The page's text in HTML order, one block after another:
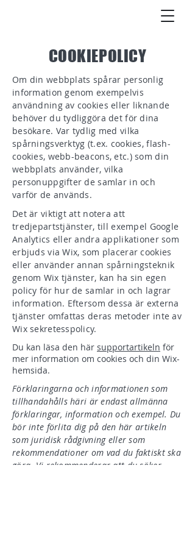
COOKIEPOLICY
Om din webbplats spårar personlig
information genom exempelvis
användning av cookies eller liknande
behöver du tydliggöra det för dina
besökare. Var tydlig med vilka
spårningsverktyg (t.ex. cookies, flash-
cookies, webb-beacons, etc.) som din
webbplats använder, vilka
personuppgifter de samlar in och
varför de används.
Det är viktigt att notera att
tredjepartstjänster, till exempel Google
Analytics eller andra applikationer som
erbjuds via Wix, som placerar cookies
eller använder annan spårningsteknik
genom Wix tjänster, kan ha sin egen
policy för hur de samlar in och lagrar
information. Eftersom dessa är externa
tjänster omfattas deras metoder inte av
Wix sekretesspolicy.
Du kan läsa den här supportartikeln för
mer information om cookies och din Wix-
hemsida.
Förklaringarna och informationen som
tillhandahålls häri är endast allmänna
förklaringar, information och exempel. Du
bör inte förlita dig på den här artikeln
som juridisk rådgivning eller som
rekommendationer om vad du faktiskt ska
göra. Vi rekommenderar att du söker